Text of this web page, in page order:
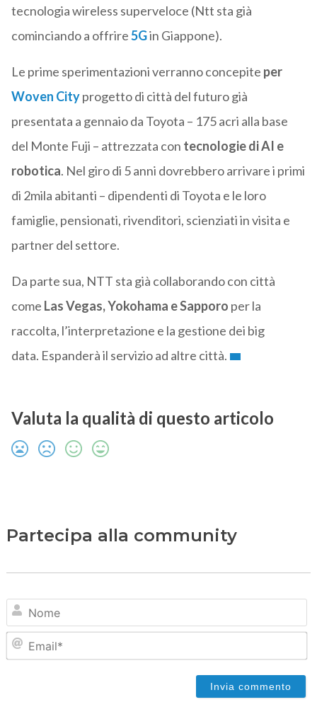
tecnologia wireless superveloce (Ntt sta già
cominciando a offrire5Gin Giappone).
Le prime sperimentazioni verranno concepite per
Woven Cityprogetto di città del futuro già
presentata a gennaio da Toyota – 175 acri alla base
del Monte Fuji – attrezzata con tecnologie di AI e
robotica. Nel giro di 5 anni dovrebbero arrivare i primi
di 2mila abitanti – dipendenti di Toyota e le loro
famiglie, pensionati, rivenditori, scienziati in visita e
partner del settore.
Da parte sua, NTT sta già collaborando con città
come Las Vegas, Yokohama e Sapporo per la
raccolta, l’interpretazione e la gestione dei big
data. Espanderà il servizio ad altre città.
Valuta la qualità di questo articolo
Partecipa alla community